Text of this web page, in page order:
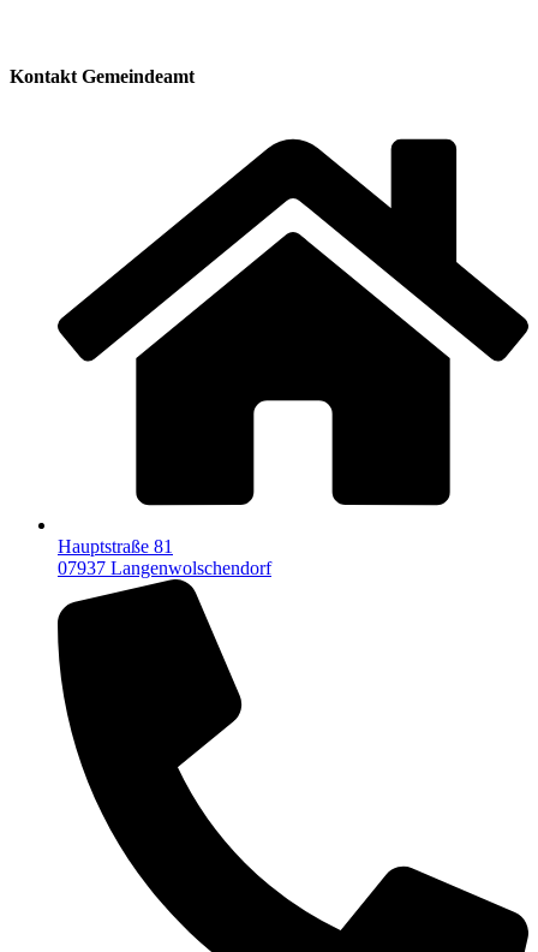
Kontakt Gemeindeamt
Hauptstraße 81
07937 Langenwolschendorf